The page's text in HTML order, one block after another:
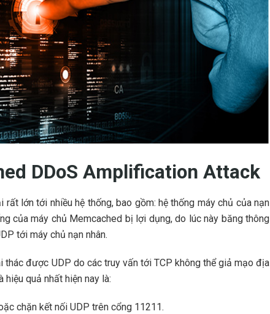
DDoS Amplification Attack
lớn tới nhiều hệ thống, bao gồm: hệ thống máy chủ của nạn
của máy chủ Memcached bị lợi dụng, do lúc này băng thông
tới máy chủ nạn nhân.
thác được UDP do các truy vấn tới TCP không thể giả mạo địa
hiệu quả nhất hiện nay là:
chặn kết nối UDP trên cổng 11211.